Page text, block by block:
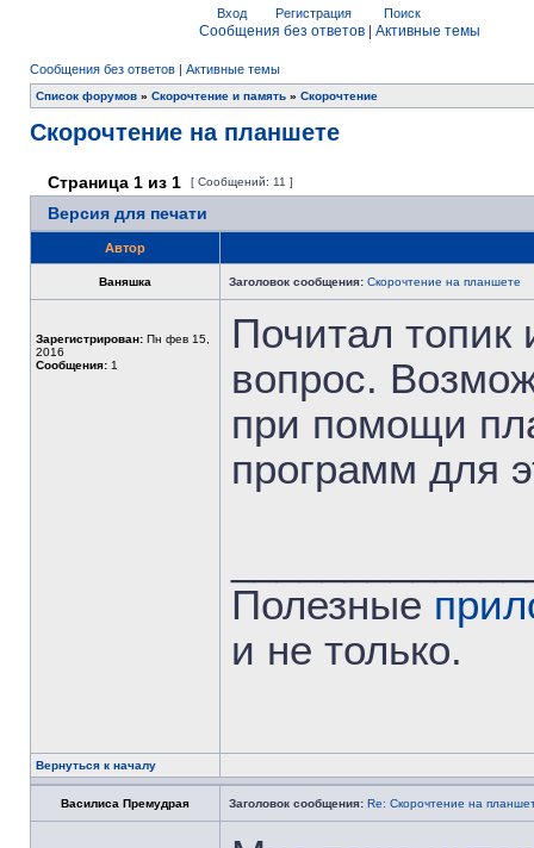
Вход Регистрация Поиск
Сообщения без ответов Активные темы
Сообщения без ответов | Активные темы
Список форумов » Скорочтение и память » Скорочтение
Скорочтение на планшете
Страница 1 из 1 [ Сообщений: 11 ]
Версия для печати
Автор
Ваняшка Заголовок сообщения: Скорочтение на планшете
Зарегистрирован: Пн фев 15,
2016
Сообщения: 1
Почитал топик
вопрос.
при помощи
программ для
Полезные
и не только.
Вернуться к началу
Василиса Премудрая Заголовок сообщения: Re: Скорочтение на